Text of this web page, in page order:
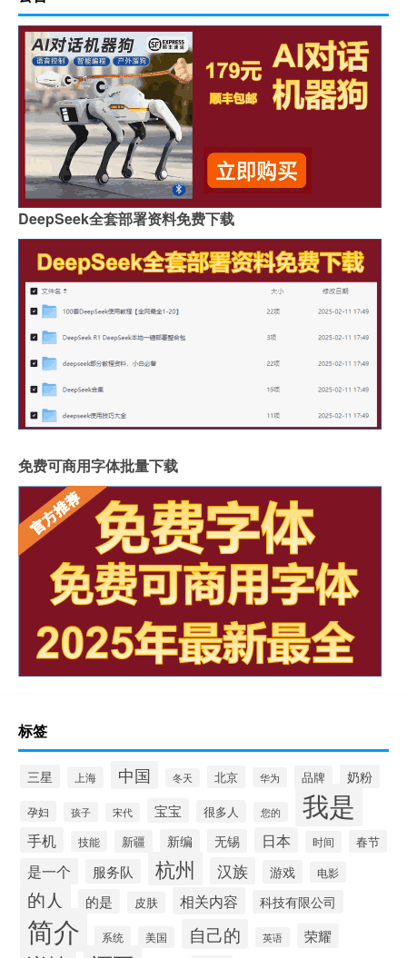
DeepSeek全套部署资料免费下载
免费可商用字体批量下载
标签
三星 上海 中国 冬天 北京 华为 品牌 奶粉
孕妇 孩子 宋代 宝宝 很多人 您的 我是
手机 技能 新疆 新编 无锡 日本 时间 春节
是一个 服务队 杭州 汉族 游戏 电影
的人 的是 皮肤 相关内容 科技有限公司
简介 系统 美国 自己的 英语 荣耀